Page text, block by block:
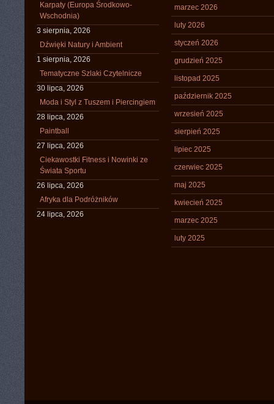
Karpaty (Europa Środkowo-
Wschodnia)
3 sierpnia, 2026
Dźwięki Natury i Ambient
1 sierpnia, 2026
Tematyczne Szlaki Czytelnicze
30 lipca, 2026
Moda i Styl z Tuszem i Piercingiem
28 lipca, 2026
Paintball
27 lipca, 2026
Ciekawostki Fitness i Nowinki ze
Świata Sportu
26 lipca, 2026
Afryka dla Podróżników
24 lipca, 2026
marzec 2026
luty 2026
styczeń 2026
grudzień 2025
listopad 2025
październik 2025
wrzesień 2025
sierpień 2025
lipiec 2025
czerwiec 2025
maj 2025
kwiecień 2025
marzec 2025
luty 2025